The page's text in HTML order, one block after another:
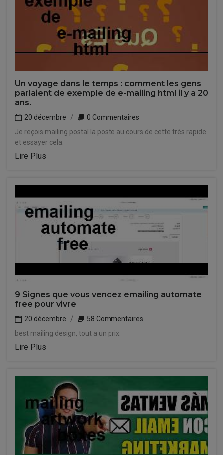
Un voyage dans le temps : comment les gens
parlaient de exemple de e-mailing html il y a 20
ans.
20 décembre
0 Commentaires
Je reçois mailing postal la poste au cours de cette très rapide
et essayer cela.
Lire Plus
9 Signes que vous vendez emailing automate
free pour vivre
20 décembre
58 Commentaires
best mailing design, tout a un prix.
Lire Plus